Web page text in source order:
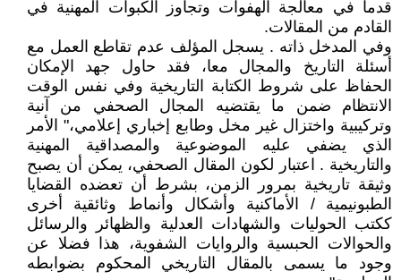
قدما في معالجة الهفوات وتجاوز الكبوات المهنية في
القادم من المقالات.
وفي المدخل ذاته . يسجل المؤلف عدم تقاطع العمل مع
أسئلة التاريخ والمجال معا، فقد حاول جهد الإمكان
الحفاظ على شروط الكتابة التاريخية وفي نفس الوقت
الانتظام ضمن ما يقتضيه المجال الصحفي من آنية
وتركيبية واختزال غير مخل وطابع إخباري إعلامي،" الأمر
الذي يضفي عليه الموضوعية والمصداقية المهنية
والتاريخية . اعتبار لكون المقال الصحفي، يمكن أن يصبح
وثيقة تاريخية بمرور الزمن، بشرط أن تعضده القضايا
الطبونيمية / الأماكنية وأشكال وأنماط وثائقية أخرى
ككتب الحوليات والشهادات العدلية والظهائر والرسائل
والحوالات الحبسية والروايات الشفوية، هذا فضلا عن
وجود ما يسمى بالمقال التاريخي المحكوم بضوابطه